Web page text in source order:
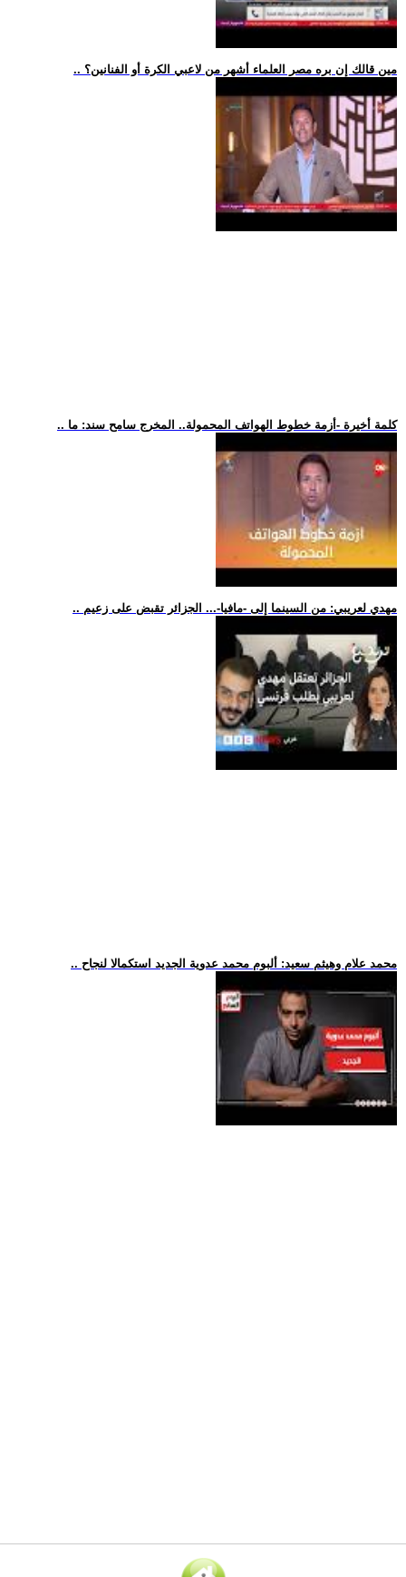
.. مين قالك إن بره مصر العلماء أشهر من لاعبي الكرة أو الفنانين؟
.. كلمة أخيرة -أزمة خطوط الهواتف المحمولة.. المخرج سامح سند: ما
.. مهدي لعريبي: من السينما إلى -مافيا-... الجزائر تقبض على زعيم
.. محمد علام وهيثم سعيد: ألبوم محمد عدوية الجديد استكمالا لنجاح